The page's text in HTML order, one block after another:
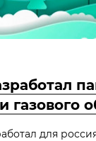
газового
для